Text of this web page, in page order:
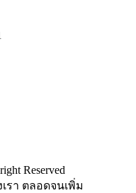
รา ตลอดจนเพิ่ม